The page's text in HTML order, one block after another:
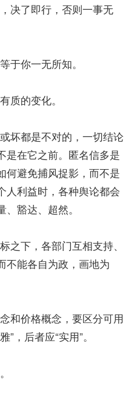
决了即行，否则一事无
于你一无所知。
质的变化。
坏都是不对的，一切结论
是在它之前。匿名信多是
何避免捕风捉影，而不是
人利益时，各种舆论都会
豁达、超然。
之下，各部门互相支持、
不能各自为政，画地为
和价格概念，要区分可用
，后者应“实用”。